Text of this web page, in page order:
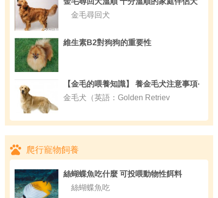
金毛尋回犬
維生素B2對狗狗的重要性
【金毛的喂養知識】 養金毛犬注意事項·
金毛犬（英語：Golden Retriev
爬行寵物飼養
絲蝴蝶魚吃什麼 可投喂動物性餌料
絲蝴蝶魚吃